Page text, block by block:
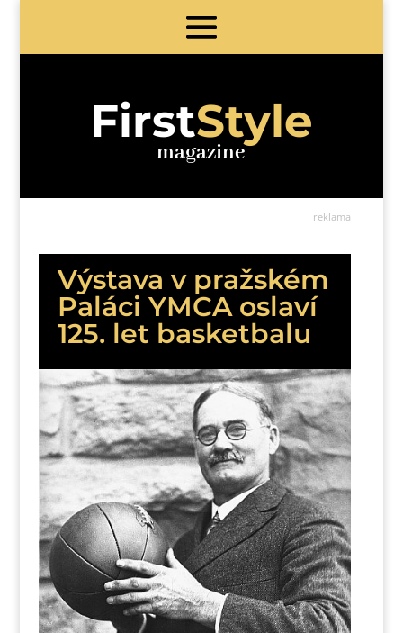
FirstStyle
magazine
reklama
Výstava v pražském
Paláci YMCA oslaví
125. let basketbalu